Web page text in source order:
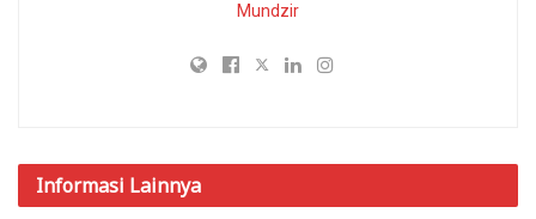
Mundzir
Informasi Lainnya